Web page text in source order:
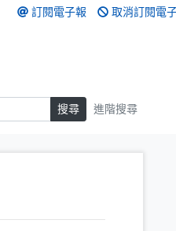
訂閱電子報 取消訂閱電
搜尋 進階搜尋